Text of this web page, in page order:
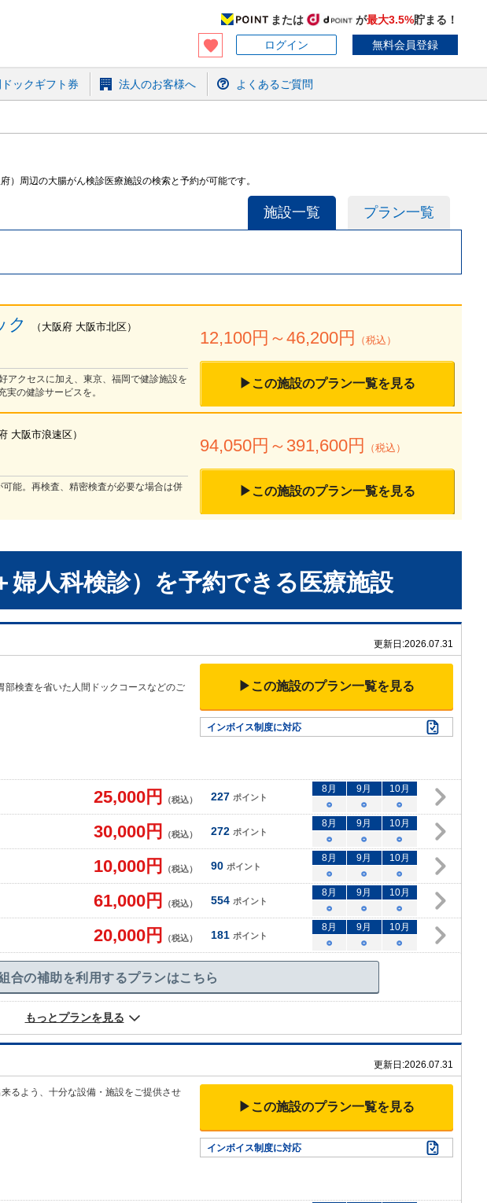
または が最大3.5%貯まる！
ログイン
無料会員登録
ドックギフト券 法人のお客様へ よくあるご質問
周辺の大腸がん検診医療施設の検索と予約が可能です。
施設一覧 プラン一覧
ク （ 大阪府 大阪市北区）
アクセスに加え、東京、福岡で健診施設を
の健診サービスを。
12,100円～46,200円 （税込）
▶この施設のプラン一覧を見る
大阪市浪速区）
能。再検査、精密検査が必要な場合は併
94,050円～ 391,600円 （税込）
▶この施設のプラン一覧を見る
人科検診） を予約できる 医療施設
更新日:2026.07.31
部検査を省いた人間ドックコースなどのご
▶この施設のプラン一覧を見る
インボイス制度に対応
25,000円 （税込） 227 ポイント
8月 9月 10月
○
○ ○
30,000円 （税込） 272 ポイント
8月 9月 10月
○
○ ○
10,000円 （税込） 90 ポイント
8月 9月 10月
○
○ ○
61,000円 （税込） 554 ポイント
8月 9月 10月
○
○ ○
20,000円 （税込） 181 ポイント
8月 9月 10月
○
○ ○
合の補助を利用するプランはこちら
もっとプランを見る
更新日:2026.07.31
るよう、十分な設備・施設をご提供させ
▶この施設のプラン一覧を見る
インボイス制度に対応